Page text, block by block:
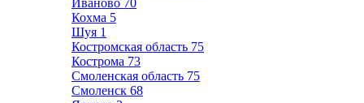
Иваново 70
Кохма 5
Шуя 1
Костромская область 75
Кострома 73
Смоленская область 75
Смоленск 68